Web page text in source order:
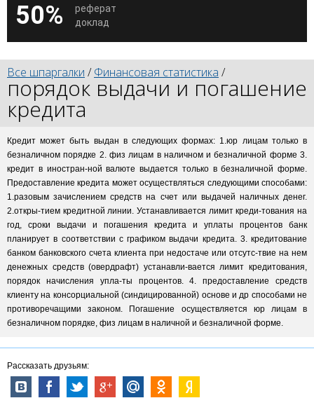
50%
реферат
доклад
Все шпаргалки / Финансовая статистика /
порядок выдачи и погашение
кредита
Кредит может быть выдан в следующих формах: 1.юр лицам только в
безналичном порядке 2. физ лицам в наличном и безналичной форме 3.
кредит в иностран-ной валюте выдается только в безналичной форме.
Предоставление кредита может осуществляться следующими способами:
1.разовым зачислением средств на счет или выдачей наличных денег.
2.откры-тием кредитной линии. Устанавливается лимит креди-тования на
год, сроки выдачи и погашения кредита и уплаты процентов банк
планирует в соответствии с графиком выдачи кредита. 3. кредитование
банком банковского счета клиента при недостаче или отсутс-твие на нем
денежных средств (овердрафт) устанавли-вается лимит кредитования,
порядок начисления упла-ты процентов. 4. предоставление средств
клиенту на консорциальной (синдицированной) основе и др способами не
противоречащими законом. Погашение осуществляется юр лицам в
безналичном порядке, физ лицам в наличной и безналичной форме.
Рассказать друзьям: